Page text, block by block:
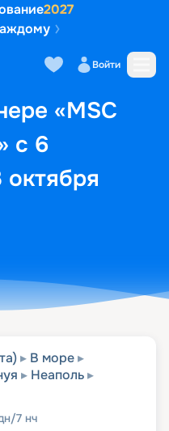
2027
Войти
«MSC
с 6
октября
Маршрут и
В море
Неаполь
/7 нч